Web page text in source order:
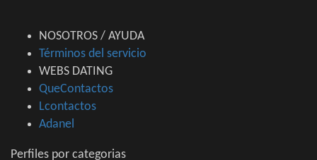
NOSOTROS / AYUDA
Términos del servicio
WEBS DATING
QueContactos
Lcontactos
Adanel
Perfiles por categorias